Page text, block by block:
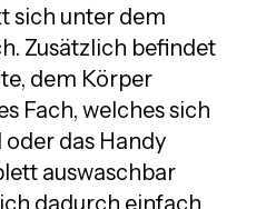
sich unter dem
Zusätzlich befindet
dem Körper
Fach, welches sich
oder das Handy
auswaschbar
dadurch einfach